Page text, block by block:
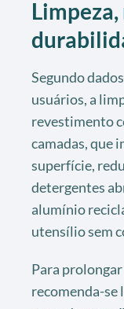
Segundo
usuários, a
revestimento
camadas, que
superfície,
detergentes
alumínio
utensílio sem
Para
recomenda-se